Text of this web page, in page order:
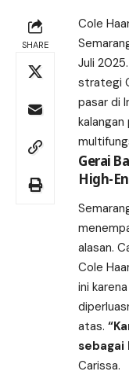
SHARE
Cole
Juli
strategi
pasar di
Gerai
High-
alasan.
Cole
ini
atas.
sebagai
Carissa.